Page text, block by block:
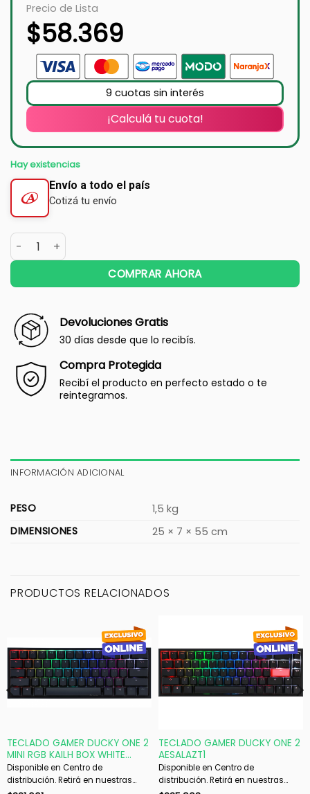
Precio de Lista
$58.369
9 cuotas sin interés
¡Calculá tu cuota!
Hay existencias
Envío a todo el país
Cotizá tu envío
COMPRAR AHORA
Devoluciones Gratis
30 días desde que lo recibís.
Compra Protegida
Recibí el producto en perfecto estado o te
reintegramos.
INFORMACIÓN ADICIONAL
PESO
1,5 kg
DIMENSIONES
25 × 7 × 55 cm
PRODUCTOS RELACIONADOS
TECLADO GAMER DUCKY ONE 2
MINI RGB KAILH BOX WHITE
SWITCH MECANICO ISO SP
Disponible en Centro de
distribución. Retirá en nuestras
TECLADO GAMER DUCKY ONE 2
AESALAZT1
Disponible en Centro de
distribución. Retirá en nuestras